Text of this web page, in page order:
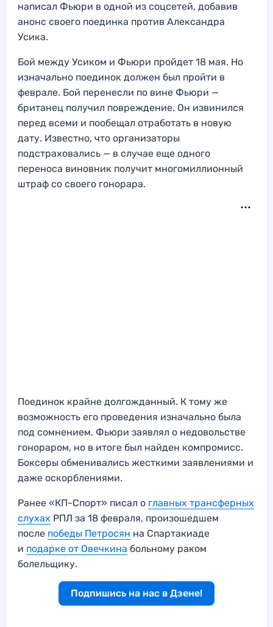
написал Фьюри в одной из соцсетей, добавив
анонс своего поединка против Александра
Усика.
Бой между Усиком и Фьюри пройдет 18 мая. Но
изначально поединок должен был пройти в
феврале. Бой перенесли по вине Фьюри —
британец получил повреждение. Он извинился
перед всеми и пообещал отработать в новую
дату. Известно, что организаторы
подстраховались — в случае еще одного
переноса виновник получит многомиллионный
штраф со своего гонорара.
Поединок крайне долгожданный. К тому же
возможность его проведения изначально была
под сомнением. Фьюри заявлял о недовольстве
гонораром, но в итоге был найден компромисс.
Боксеры обменивались жесткими заявлениями и
даже оскорблениями.
Ранее «КП-Спорт» писал о главных трансферных
слухах РПЛ за 18 февраля, произошедшем
после победы Петросян на Спартакиаде
и подарке от Овечкина больному раком
болельщику.
Подпишись на нас в Дзене!